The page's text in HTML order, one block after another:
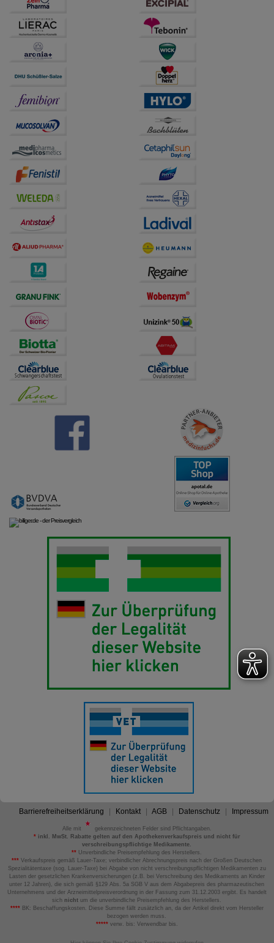
auf unserer Website aber auch die Werbung auf
Drittseiten möglichst relevant für Sie zu gestalten.
Bitte beachten Sie, dass Daten hierfür teilweise an
Dritte wie z.B. Google oder soziale Medien
übertragen werden.
Barrierefreiheitserklärung Kontakt AGB Datenschutz Impressum
Alle mit
gekennzeichneten Felder sind Pflichtangaben.
*inkl. MwSt. Rabatte gelten auf den Apothekenverkaufspreis und nicht für
verschreibungspflichtige Medikamente.
** Unverbindliche Preisempfehlung des Herstellers.
*** Verkaufspreis gemäß Lauer-Taxe; verbindlicher Abrechnungspreis nach der Großen Deutschen
Spezialitätentaxe (sog. Lauer-Taxe) bei Abgabe von nicht verschreibungspflichtigen Medikamenten zu
Lasten der gesetzlichen Krankenversicherungen (z.B. bei Verschreibung des Medikaments an Kinder
unter 12 Jahren), die sich gemäß §129 Abs. 5a SGB V aus dem Abgabepreis des pharmazeutischen
Unternehmens und der Arzneimittelpreisverordnung in der Fassung zum 31.12.2003 ergibt. Es handelt
sich nicht um die unverbindliche Preisempfehlung des Herstellers.
****BK: Beschaffungskosten. Diese Summe fällt zusätzlich an, da der Artikel direkt vom Hersteller
bezogen werden muss.
*****verw. bis: Verwendbar bis.